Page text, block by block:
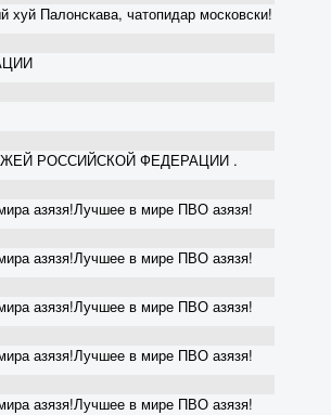
хуй Палонскава, чатопидар московски!
РОССИЙСКОЙ ФЕДЕРАЦИИ .
азязя!Лучшее в мире ПВО азязя!
азязя!Лучшее в мире ПВО азязя!
азязя!Лучшее в мире ПВО азязя!
азязя!Лучшее в мире ПВО азязя!
азязя!Лучшее в мире ПВО азязя!